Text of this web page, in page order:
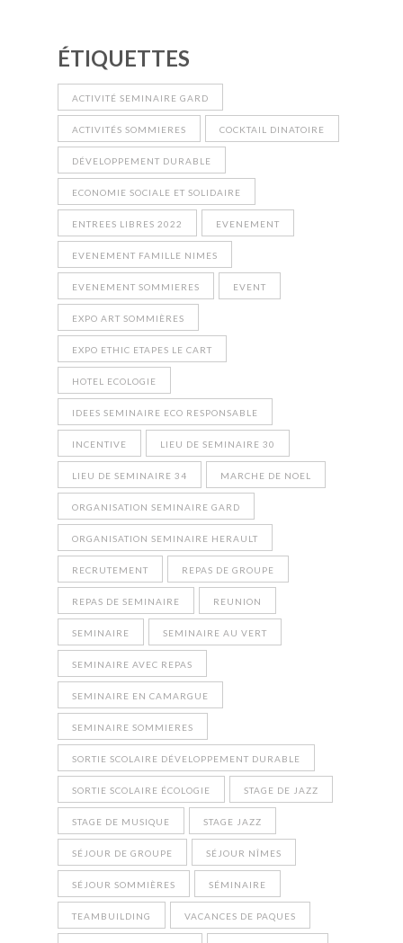
ÉTIQUETTES
ACTIVITÉ SEMINAIRE GARD
ACTIVITÉS SOMMIERES COCKTAIL DINATOIRE
DÉVELOPPEMENT DURABLE
ECONOMIE SOCIALE ET SOLIDAIRE
ENTREES LIBRES 2022 EVENEMENT
EVENEMENT FAMILLE NIMES
EVENEMENT SOMMIERES EVENT
EXPO ART SOMMIÈRES
EXPO ETHIC ETAPES LE CART
HOTEL ECOLOGIE
IDEES SEMINAIRE ECO RESPONSABLE
INCENTIVE LIEU DE SEMINAIRE 30
LIEU DE SEMINAIRE 34 MARCHE DE NOEL
ORGANISATION SEMINAIRE GARD
ORGANISATION SEMINAIRE HERAULT
RECRUTEMENT REPAS DE GROUPE
REPAS DE SEMINAIRE REUNION
SEMINAIRE SEMINAIRE AU VERT
SEMINAIRE AVEC REPAS
SEMINAIRE EN CAMARGUE
SEMINAIRE SOMMIERES
SORTIE SCOLAIRE DÉVELOPPEMENT DURABLE
SORTIE SCOLAIRE ÉCOLOGIE STAGE DE JAZZ
STAGE DE MUSIQUE STAGE JAZZ
SÉJOUR DE GROUPE SÉJOUR NÎMES
SÉJOUR SOMMIÈRES SÉMINAIRE
TEAMBUILDING VACANCES DE PAQUES